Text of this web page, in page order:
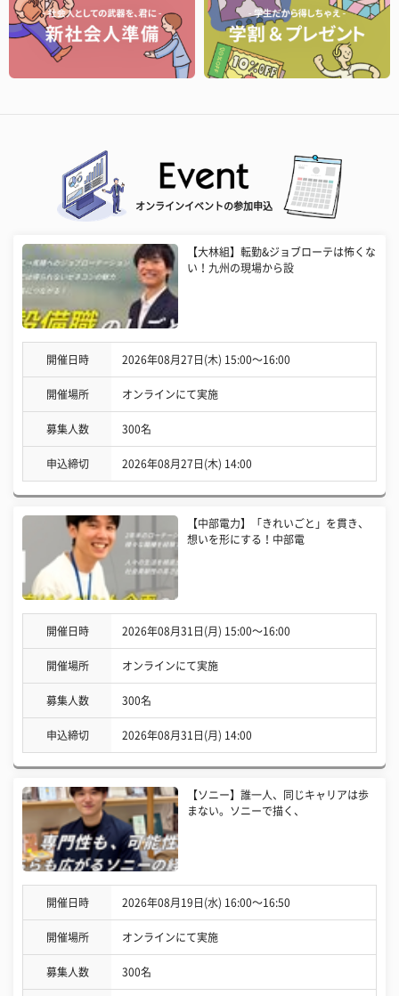
オンラインイベントの参加申込
【大林組】転勤&ジョブローテは怖くな
い！九州の現場から設
開催日時 2026年08月27日(木) 15:00〜16:00
開催場所 オンラインにて実施
募集人数 300名
申込締切 2026年08月27日(木) 14:00
【中部電力】「きれいごと」を貫き、
想いを形にする！中部電
開催日時 2026年08月31日(月) 15:00〜16:00
開催場所 オンラインにて実施
募集人数 300名
申込締切 2026年08月31日(月) 14:00
【ソニー】誰一人、同じキャリアは歩
まない。ソニーで描く、
開催日時 2026年08月19日(水) 16:00〜16:50
開催場所 オンラインにて実施
募集人数 300名